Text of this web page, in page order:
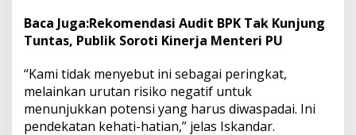
Baca Juga:Rekomendasi Audit BPK Tak Kunjung
Tuntas, Publik Soroti Kinerja Menteri PU
“Kami tidak menyebut ini sebagai peringkat,
melainkan urutan risiko negatif untuk
menunjukkan potensi yang harus diwaspadai. Ini
pendekatan kehati-hatian,” jelas Iskandar.